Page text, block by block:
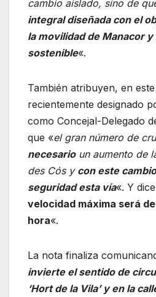
cambio aislado, sino de
integral diseñada con el
la movilidad de Manacor y
sostenible«.
También atribuyen, en
recientemente designado
como Concejal-Delegado
que «el gran número de
necesarioun aumento de
des Cós y con este
seguridad esta vía«. Y
velocidad máxima será
hora«.
La nota finaliza
invierte el sentido de
‘Hort de la Vila’ y en la